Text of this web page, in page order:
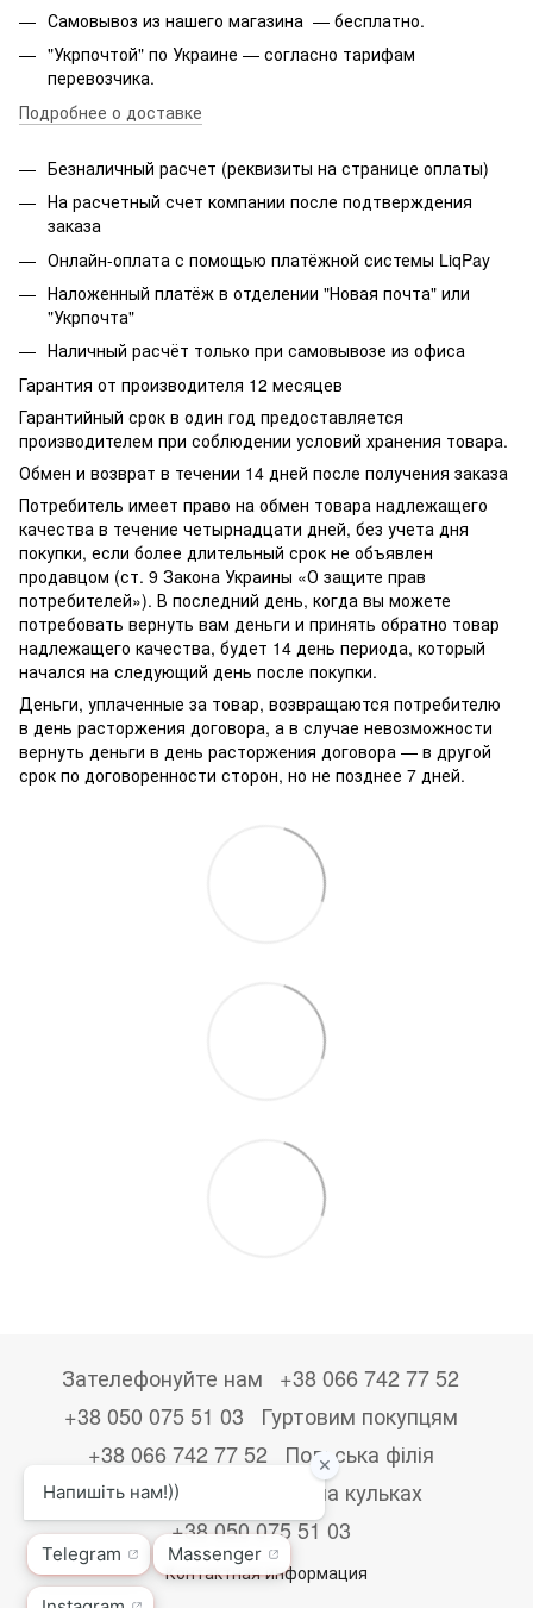
Самовывоз из нашего магазина — бесплатно.
"Укрпочтой" по Украине — согласно тарифам
перевозчика.
Подробнее о доставке
Безналичный расчет (реквизиты на странице оплаты)
На расчетный счет компании после подтверждения
заказа
Онлайн-оплата с помощью платёжной системы LiqPay
Наложенный платёж в отделении "Новая почта" или
"Укрпочта"
Наличный расчёт только при самовывозе из офиса
Гарантия от производителя 12 месяцев
Гарантийный срок в один год предоставляется
производителем при соблюдении условий хранения товара.
Обмен и возврат в течении 14 дней после получения заказа
Потребитель имеет право на обмен товара надлежащего
качества в течение четырнадцати дней, без учета дня
покупки, если более длительный срок не объявлен
продавцом (ст. 9 Закона Украины «О защите прав
потребителей»). В последний день, когда вы можете
потребовать вернуть вам деньги и принять обратно товар
надлежащего качества, будет 14 день периода, который
начался на следующий день после покупки.
Деньги, уплаченные за товар, возвращаются потребителю
в день расторжения договора, а в случае невозможности
вернуть деньги в день расторжения договора — в другой
срок по договоренности сторон, но не позднее 7 дней.
Зателефонуйте нам
+38 066 742 77 52
+38 050 075 51 03
Гуртовим покупцям
+38 066 742 77 52
Польська філія
+48533867723
Друк на кульках
+38 050 075 51 03
Контактная информация